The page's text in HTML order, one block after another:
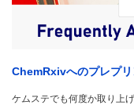
ChemRxivへのプレプ
ケムステでも何度か取り上